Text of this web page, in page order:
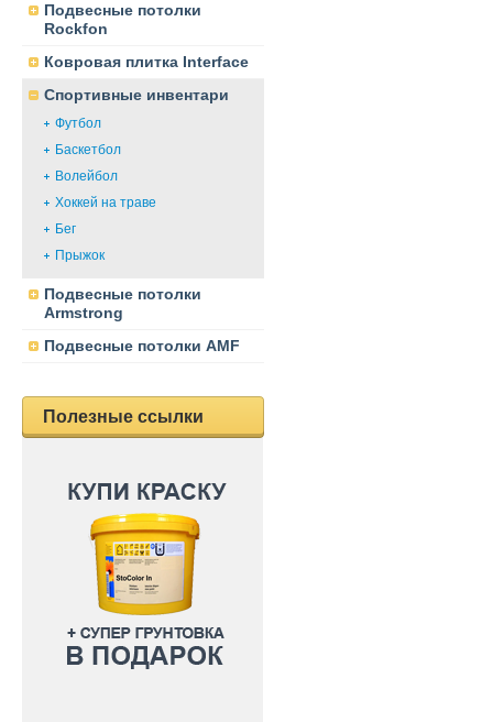
Подвесные потолки
Rockfon
Ковровая плитка Interface
Спортивные инвентари
Футбол
Баскетбол
Волейбол
Хоккей на траве
Бег
Прыжок
Подвесные потолки
Armstrong
Подвесные потолки AMF
Полезные ссылки